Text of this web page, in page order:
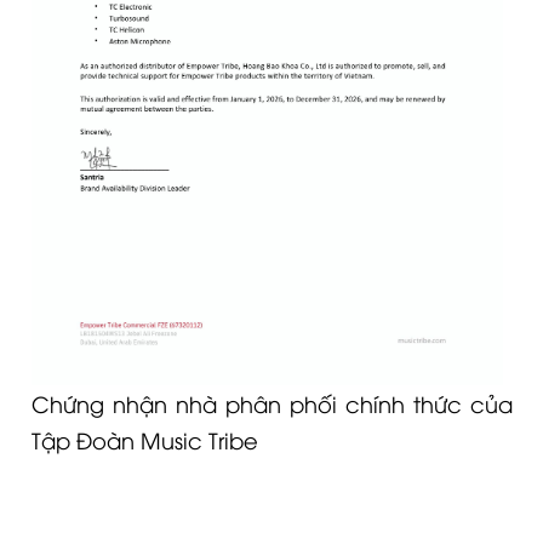
Chứng nhận nhà phân phối chính thức của
Tập Đoàn Music Tribe